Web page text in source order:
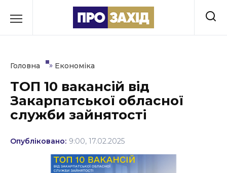
до
Культура
Освіта
Події
Політика
Головна » Економіка
ТОП 10 вакансій від
Закарпатської обласної
служби зайнятості
Опубліковано: 9:00, 17.02.2025